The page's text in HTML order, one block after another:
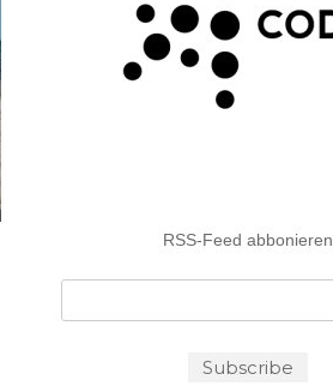
RSS-Feed abbonieren